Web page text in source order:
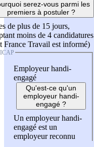
serez-vous parmi les
premiers à postuler ?
de plus de 15 jours,
moins de 4 candidatures
France Travail est informé)
Employeur handi-
engagé
Qu'est-ce qu'un
employeur handi-
engagé ?
Un employeur handi-
engagé est un
employeur reconnu